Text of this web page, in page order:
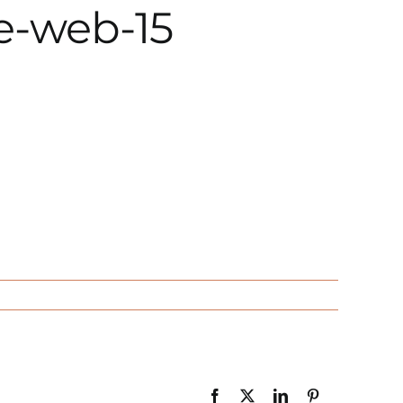
web-15
Facebook LinkedIn